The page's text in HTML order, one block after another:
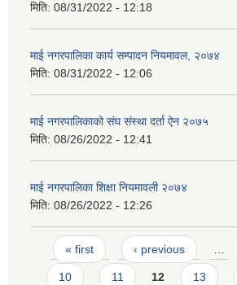
मिति: 08/31/2022 - 12:18
माई नगरपालिका कार्य सम्पादन नियमावल, २०७४
मिति: 08/31/2022 - 12:06
माई नगरपालिकाको संघ संस्था दर्ता ऐन २०७५
मिति: 08/26/2022 - 12:41
माई नगरपालिका शिक्षा नियमावली २०७४
मिति: 08/26/2022 - 12:26
Pages
« first ‹ previous …
10 11 12 13